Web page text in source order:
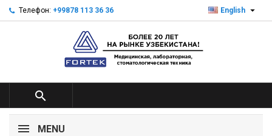
Телефон: +99878 113 36 36 English 

MENU